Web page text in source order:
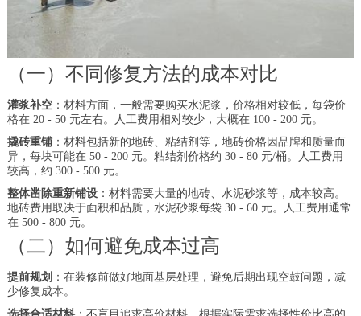
（一）不同修复方法的成本对比
灌浆补空：材料方面，一般需要购买水泥浆，价格相对较低，每袋价
格在 20 - 50 元左右。人工费用相对较少，大概在 100 - 200 元。
撬砖重铺：材料包括新的地砖、粘结剂等，地砖价格因品牌和质量而
异，每块可能在 50 - 200 元。粘结剂价格约 30 - 80 元/桶。人工费用
较高，约 300 - 500 元。
整体凿除重新铺设：材料需要大量的地砖、水泥砂浆等，成本较高。
地砖费用取决于面积和品质，水泥砂浆每袋 30 - 60 元。人工费用通常
在 500 - 800 元。
（二）如何避免成本过高
提前规划 ：在装修前做好地面基层处理，避免后期出现空鼓问题，减
少修复成本。